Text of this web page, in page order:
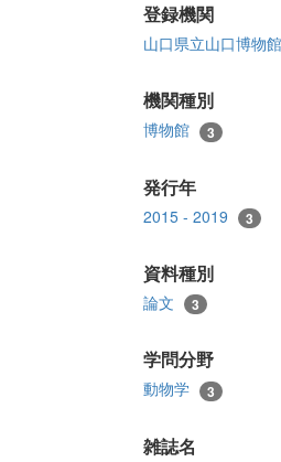
登録機関
山口県立山口博物館
機関種別
博物館 3
発行年
2015 - 2019 3
資料種別
論文 3
学問分野
動物学 3
雑誌名